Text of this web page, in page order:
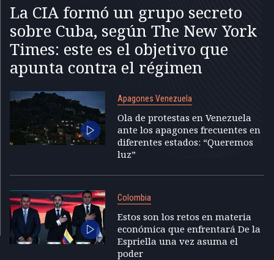
La CIA formó un grupo secreto
sobre Cuba, según The New York
Times: este es el objetivo que
apunta contra el régimen
Apagones Venezuela
Ola de protestas en Venezuela
ante los apagones frecuentes en
diferentes estados: “Queremos
luz”
Colombia
Estos son los retos en materia
económica que enfrentará De la
Espriella una vez asuma el
poder